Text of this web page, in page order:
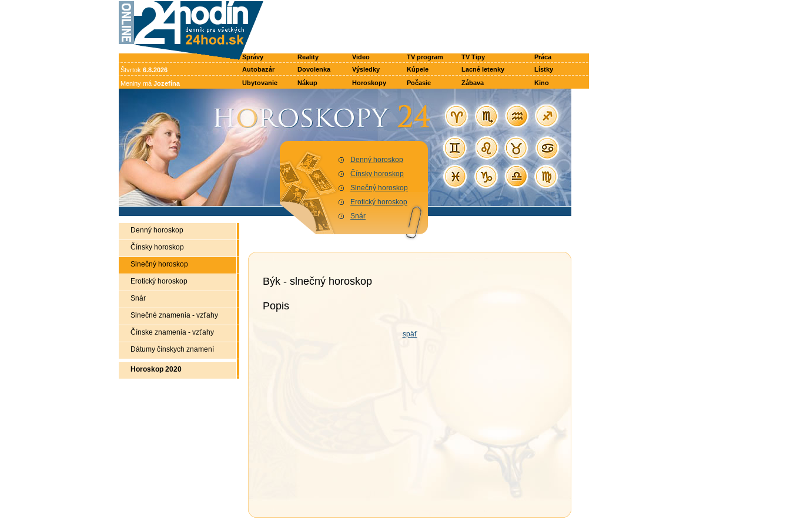
Správy Reality Video TV program TV Tipy
Práca
Štvrtok 6.8.2026 Autobazár Dovolenka Výsledky Kúpele Lacné letenky
Lístky
Meniny má Jozefína Ubytovanie Nákup Horoskopy Počasie Zábava Kino
Denný horoskop
Čínsky horoskop
Slnečný horoskop
Erotický horoskop
Snár
Denný horoskop
Čínsky horoskop
Slnečný horoskop
Erotický horoskop
Snár
Slnečné znamenia - vzťahy
Čínske znamenia - vzťahy
Dátumy čínskych znamení
Horoskop 2020
Býk - slnečný horoskop
Popis
späť